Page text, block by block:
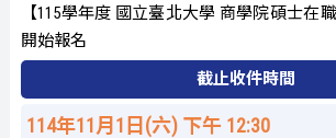
【115學年度 國立臺北大學 商學院碩士在
開始報名
截止收件時間
114年11月1日(六) 下午 12:30